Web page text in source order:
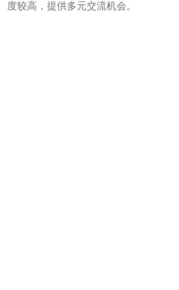
度较高，提供多元交流机会。